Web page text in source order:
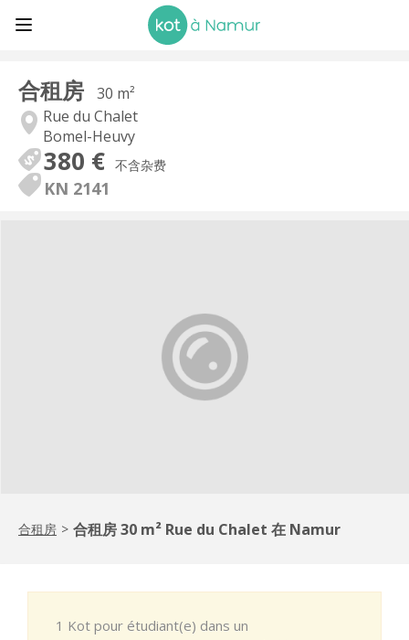
合租房
30 m²
Rue du Chalet
Bomel-Heuvy
380 € 不含杂费
KN 2141
合租房 > 合租房 30 m² Rue du Chalet 在 Namur
1 Kot pour étudiant(e) dans un